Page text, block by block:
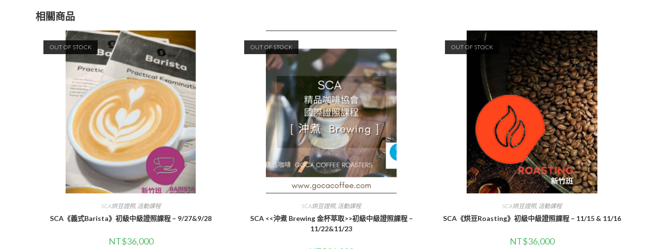
相關商品
OUT OF STOCK
SCA烘豆證照, 活動課程
SCA《義式Barista》初級中級證照課程 – 9/27&9/28
NT$36,000
OUT OF STOCK
SCA烘豆證照, 活動課程
SCA <<沖煮 Brewing 金杯萃取>>初級中級證照課程 –
11/22&11/23
OUT OF STOCK
SCA烘豆證照, 活動課程
SCA《烘豆Roasting》初級中級證照課程 – 11/15 & 11/16
NT$36,000